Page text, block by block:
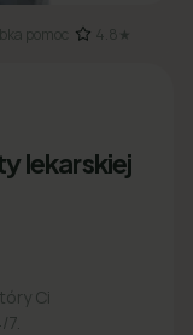
pomoc 4.8★
lekarskiej
Ci
7.